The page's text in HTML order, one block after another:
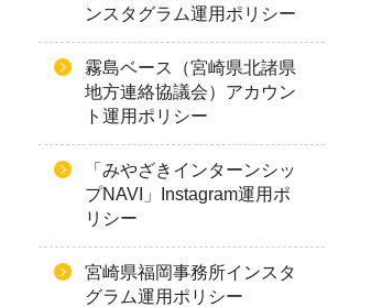
ンスタグラム運用ポリシー
霧島ベース（宮崎県北諸県
地方連絡協議会）アカウン
ト運用ポリシー
「みやざきインターンシッ
プNAVI」Instagram運用ポ
リシー
宮崎県福岡事務所インスタ
グラム運用ポリシー